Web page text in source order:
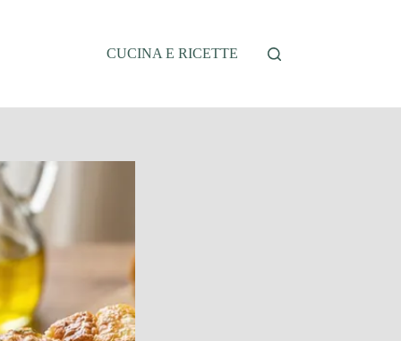
CUCINA E RICETTE